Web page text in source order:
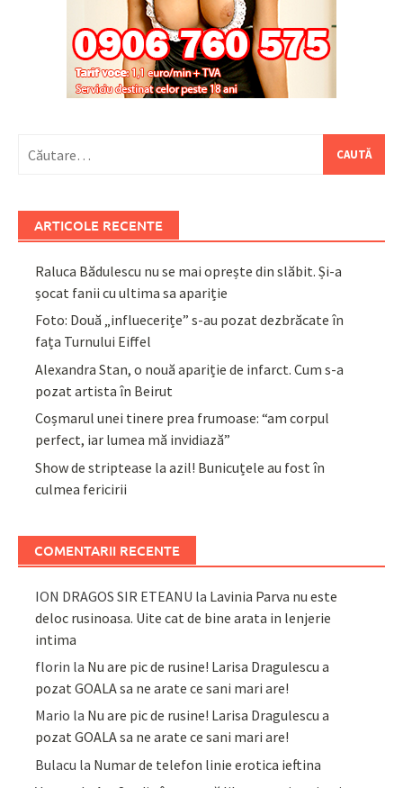
după:
ARTICOLE RECENTE
Raluca Bădulescu nu se mai oprește din slăbit. Și-a
șocat fanii cu ultima sa apariție
Foto: Două „influecerițe” s-au pozat dezbrăcate în
fața Turnului Eiffel
Alexandra Stan, o nouă apariție de infarct. Cum s-a
pozat artista în Beirut
Coșmarul unei tinere prea frumoase: “am corpul
perfect, iar lumea mă invidiază”
Show de striptease la azil! Bunicuțele au fost în
culmea fericirii
COMENTARII RECENTE
ION DRAGOS SIR ETEANU la Lavinia Parva nu este
deloc rusinoasa. Uite cat de bine arata in lenjerie
intima
florin la Nu are pic de rusine! Larisa Dragulescu a
pozat GOALA sa ne arate ce sani mari are!
Mario la Nu are pic de rusine! Larisa Dragulescu a
pozat GOALA sa ne arate ce sani mari are!
Bulacu la Numar de telefon linie erotica ieftina